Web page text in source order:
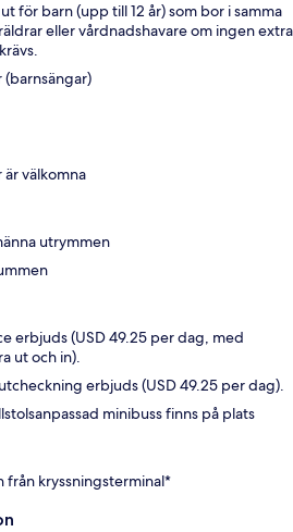
för barn (upp till 12 år) som bor i samma
eller vårdnadshavare om ingen extra
(barnsängar)
är välkomna
utrymmen
erbjuds (USD 49.25 per dag, med
ut och in).
erbjuds (USD 49.25 per dag).
minibuss finns på plats
från kryssningsterminal*